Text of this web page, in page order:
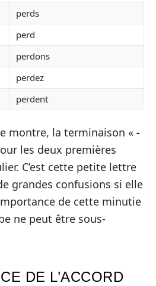
perds
perd
perdons
perdez
perdent
montre, la terminaison « -
les deux premières
C’est cette petite lettre
grandes confusions si elle
de cette minutie
ne peut être sous-
DE L’ACCORD